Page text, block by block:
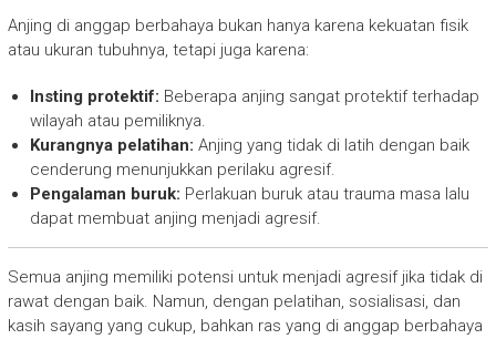
Anjing di anggap berbahaya bukan hanya karena kekuatan fisik
atau ukuran tubuhnya, tetapi juga karena:
Insting protektif: Beberapa anjing sangat protektif terhadap
wilayah atau pemiliknya.
Kurangnya pelatihan: Anjing yang tidak di latih dengan baik
cenderung menunjukkan perilaku agresif.
Pengalaman buruk: Perlakuan buruk atau trauma masa lalu
dapat membuat anjing menjadi agresif.
Semua anjing memiliki potensi untuk menjadi agresif jika tidak di
rawat dengan baik. Namun, dengan pelatihan, sosialisasi, dan
kasih sayang yang cukup, bahkan ras yang di anggap berbahaya